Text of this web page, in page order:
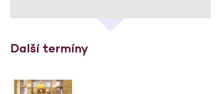
Další termíny